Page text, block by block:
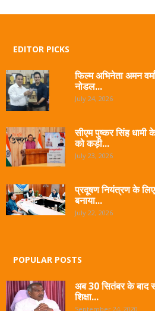
EDITOR PICKS
फिल्म अभिनेता अमन
नोडल...
July 24, 2026
सीएम पुष्कर सिंह
को कड़ी...
July 23, 2026
प्रदूषण नियंत्रण के
बनाया...
July 22, 2026
POPULAR POSTS
अब 30 सितंबर के
शिक्षा...
September 24, 2020